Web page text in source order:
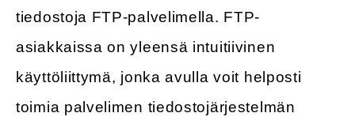
tiedostoja FTP-palvelimella. FTP-
asiakkaissa on yleensä intuitiivinen
käyttöliittymä, jonka avulla voit helposti
toimia palvelimen tiedostojärjestelmän